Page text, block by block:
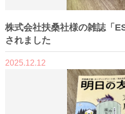
株式会社扶桑社様の雑誌「
されました
2025.12.12